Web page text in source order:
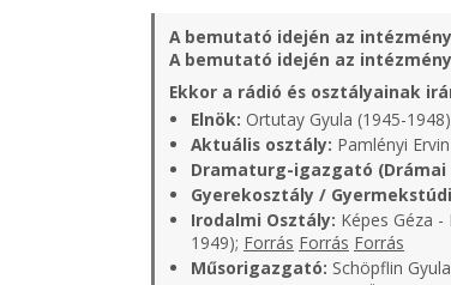
A bemutató idején az
A bemutató idején az
Ekkor a rádió és osztályainak
Elnök: Ortutay Gyula (1945-
Aktuális osztály: Pamlényi
Dramaturg-igazgató (Drámai
Gyerekosztály /
Irodalmi Osztály: Képes Géza
1949); Forrás Forrás Forrás
Műsorigazgató: Schöpflin